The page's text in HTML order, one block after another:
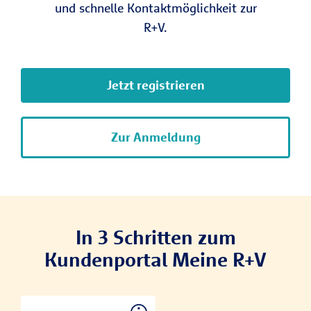
und schnelle Kontaktmöglichkeit zur
R+V.
Jetzt registrieren
Zur Anmeldung
In 3 Schritten zum
Kundenportal Meine R+V